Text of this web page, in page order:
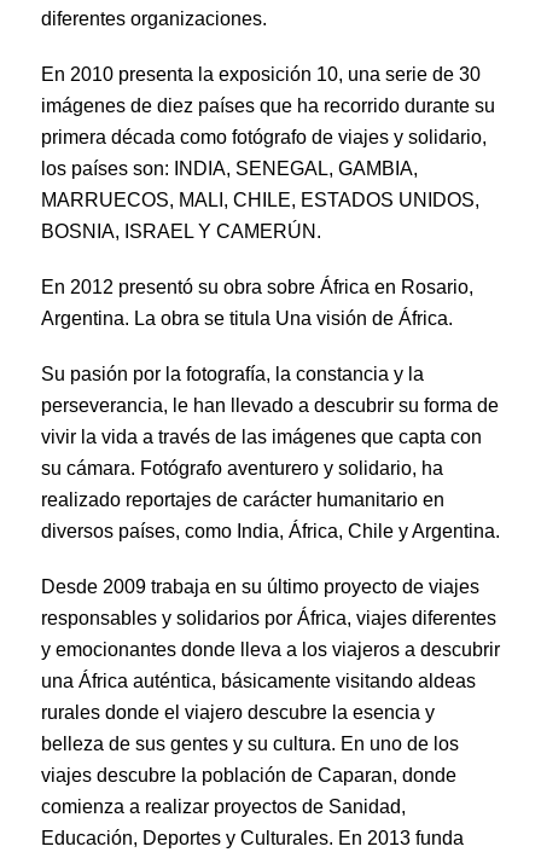
diferentes organizaciones.
En 2010 presenta la exposición 10, una serie de 30
imágenes de diez países que ha recorrido durante su
primera década como fotógrafo de viajes y solidario,
los países son: INDIA, SENEGAL, GAMBIA,
MARRUECOS, MALI, CHILE, ESTADOS UNIDOS,
BOSNIA, ISRAEL Y CAMERÚN.
En 2012 presentó su obra sobre África en Rosario,
Argentina. La obra se titula Una visión de África.
Su pasión por la fotografía, la constancia y la
perseverancia, le han llevado a descubrir su forma de
vivir la vida a través de las imágenes que capta con
su cámara. Fotógrafo aventurero y solidario, ha
realizado reportajes de carácter humanitario en
diversos países, como India, África, Chile y Argentina.
Desde 2009 trabaja en su último proyecto de viajes
responsables y solidarios por África, viajes diferentes
y emocionantes donde lleva a los viajeros a descubrir
una África auténtica, básicamente visitando aldeas
rurales donde el viajero descubre la esencia y
belleza de sus gentes y su cultura. En uno de los
viajes descubre la población de Caparan, donde
comienza a realizar proyectos de Sanidad,
Educación, Deportes y Culturales. En 2013 funda